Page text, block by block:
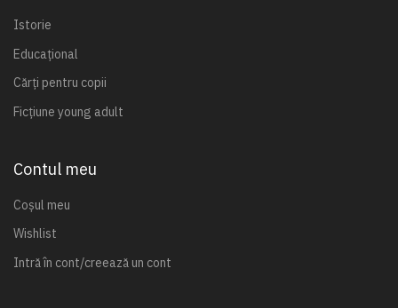
Istorie
Educațional
Cărți pentru copii
Ficțiune young adult
Contul meu
Coșul meu
Wishlist
Intră în cont/creează un cont